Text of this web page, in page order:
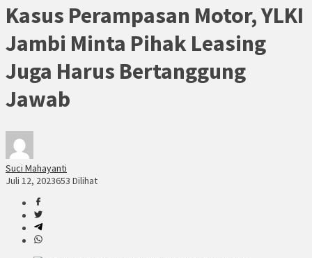
Kasus Perampasan Motor, YLKI
Jambi Minta Pihak Leasing
Juga Harus Bertanggung
Jawab
Suci Mahayanti
Juli 12, 2023653 Dilihat